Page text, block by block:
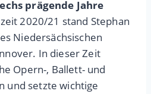
prägende Jahre
2020/21 stand Stephan
Niedersächsischen
In dieser Zeit
Opern-, Ballett- und
und setzte wichtige